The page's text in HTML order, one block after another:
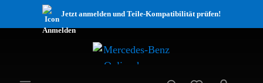
Jetzt anmelden und Teile-Kompatibilität prüfen!